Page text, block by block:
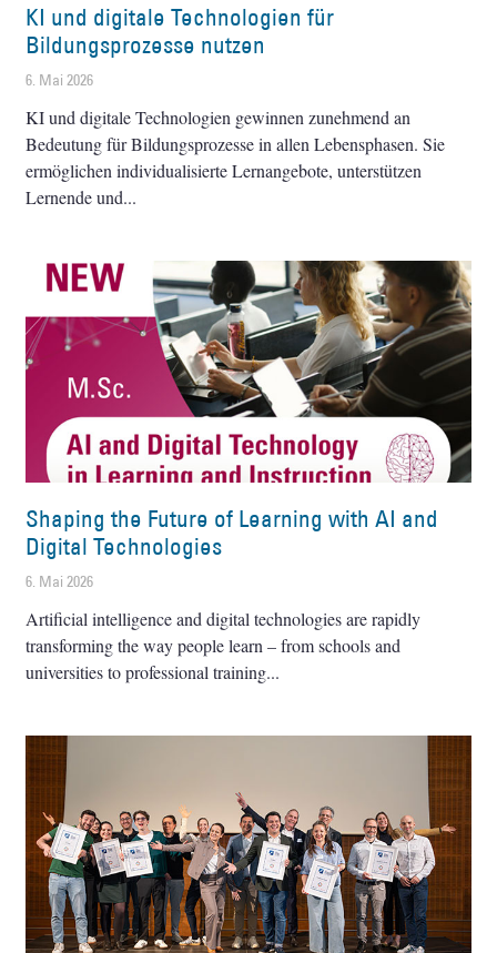
KI und digitale Technologien für
Bildungsprozesse nutzen
6. Mai 2026
KI und digitale Technologien gewinnen zunehmend an
Bedeutung für Bildungsprozesse in allen Lebensphasen. Sie
ermöglichen individualisierte Lernangebote, unterstützen
Lernende und
Shaping the Future of Learning with AI and
Digital Technologies
6. Mai 2026
Artificial intelligence and digital technologies are rapidly
transforming the way people learn – from schools and
universities to professional training